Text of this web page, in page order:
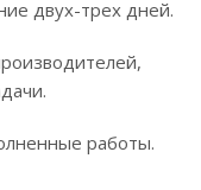
двух-трех дней.
работы.